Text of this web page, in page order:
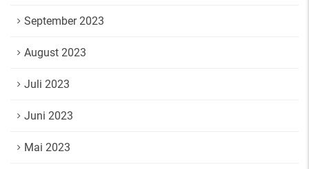
September 2023
August 2023
Juli 2023
Juni 2023
Mai 2023